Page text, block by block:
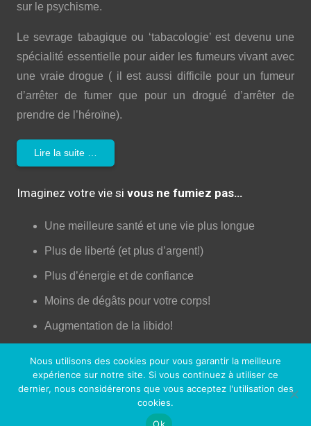
sur le psychisme.
Le sevrage tabagique ou ‘tabacologie’ est devenu une
spécialité essentielle pour aider les fumeurs vivant avec
une vraie drogue ( il est aussi difficile pour un fumeur
d’arrêter de fumer que pour un drogué d’arrêter de
prendre de l’héroïne).
Lire la suite …
Imaginez votre vie si vous ne fumiez pas…
Une meilleure santé et une vie plus longue
Plus de liberté (et plus d’argent!)
Plus d’énergie et de confiance
Moins de dégâts pour votre corps!
Augmentation de la libido!
Un meilleur contrôle de votre vie
Plus d’opportunités professionnelles et sociales
Nous utilisons des cookies pour vous garantir la meilleure
expérience sur notre site. Si vous continuez à utiliser ce
dernier, nous considérerons que vous acceptez l'utilisation des
cookies.
Ok